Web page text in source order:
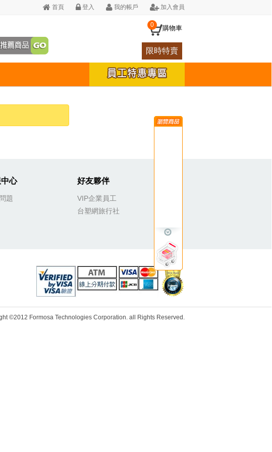
首頁 登入 我的帳戶 加入會員
0 購物車
限時特賣
心
題
好友夥伴
VIP企業員工
台塑網旅行社
©2012 Formosa Technologies Corporation. all Rights Reserved.